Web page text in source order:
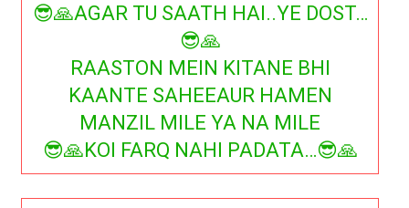
😎🙏AGAR TU SAATH HAI..YE DOST…
😎🙏
RAASTON MEIN KITANE BHI
KAANTE SAHEEAUR HAMEN
MANZIL MILE YA NA MILE
😎🙏KOI FARQ NAHI PADATA…😎🙏